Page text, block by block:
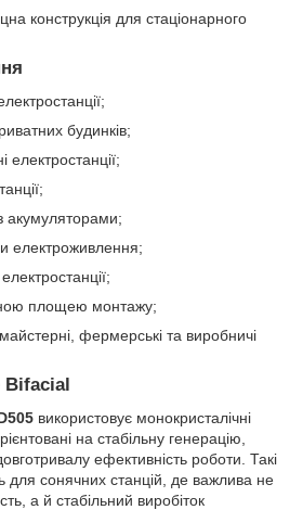
конструкція для стаціонарного
будинків;
електростанції;
акумуляторами;
електроживлення;
площею монтажу;
фермерські та виробничі
Bifacial
використовує монокристалічні
на стабільну генерацію,
ефективність роботи. Такі
для сонячних станцій, де важлива не
а й стабільний виробіток